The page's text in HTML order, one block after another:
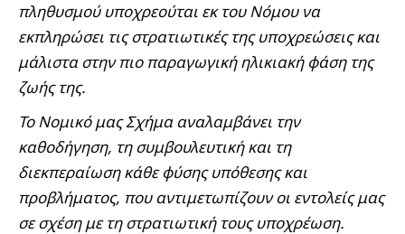
πληθυσμού υποχρεούται εκ του Νόμου να
εκπληρώσει τις στρατιωτικές της υποχρεώσεις και
μάλιστα στην πιο παραγωγική ηλικιακή φάση της
ζωής της.
Το Νομικό μας Σχήμα αναλαμβάνει την
καθοδήγηση, τη συμβουλευτική και τη
διεκπεραίωση κάθε φύσης υπόθεσης και
προβλήματος, που αντιμετωπίζουν οι εντολείς μας
σε σχέση με τη στρατιωτική τους υποχρέωση.